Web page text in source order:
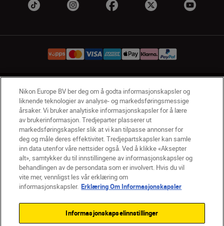
NO Nikon Sites
Kontakt oss Personvernerklæring
Bruksvilkår
Vilkår og betingelser for Nikon Store
Erklæring Om Informasjonskapsler
Tilgjengelighet
Innstillinger for informasjonskapsler
© 2026 Nikon
Back to top
Nikon Europe BV ber deg om å godta informasjonskapsler og
liknende teknologier av analyse- og markedsføringsmessige
årsaker. Vi bruker analytiske informasjonskapsler for å lære
av brukerinformasjon. Tredjeparter plasserer ut
markedsføringskapsler slik at vi kan tilpasse annonser for
deg og måle deres effektivitet. Tredjepartskapsler kan samle
inn data utenfor våre nettsider også. Ved å klikke «Aksepter
alt», samtykker du til innstillingene av informasjonskapsler og
behandlingen av de persondata som er involvert. Hvis du vil
vite mer, vennligst les vår erklæring om
informasjonskapsler. Erklæring Om Informasjonskapsler
Informasjonskapselinnstillinger